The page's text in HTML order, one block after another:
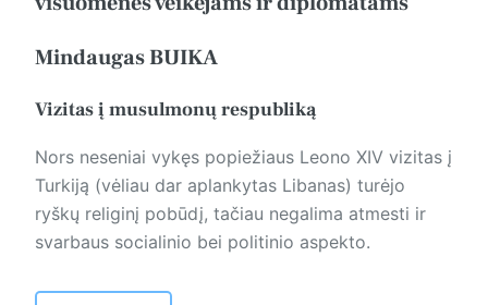
Mindaugas BUIKA
Vizitas į musulmonų respubliką
Nors neseniai vykęs popiežiaus Leono XIV vizitas į
Turkiją (vėliau dar aplankytas Libanas) turėjo
ryškų religinį pobūdį, tačiau negalima atmesti ir
svarbaus socialinio bei politinio aspekto.